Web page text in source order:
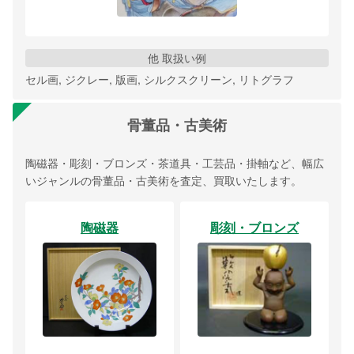
他 取扱い例
セル画, ジクレー, 版画, シルクスクリーン, リトグラフ
骨董品・古美術
陶磁器・彫刻・ブロンズ・茶道具・工芸品・掛軸など、幅広
いジャンルの骨董品・古美術を査定、買取いたします。
陶磁器 彫刻・ブロンズ